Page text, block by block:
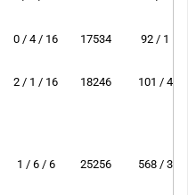
0 / 4 / 16 17534 92 / 1
2 / 1 / 16 18246 101 / 4
1 / 6 / 6 25256 568 / 3